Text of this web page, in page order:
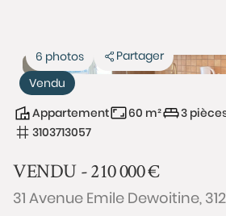
Vendu
6 photos Partager
Appartement 60 m² 3
3103713057
VENDU -210 000€
31 Avenue Emile Dewoitine,